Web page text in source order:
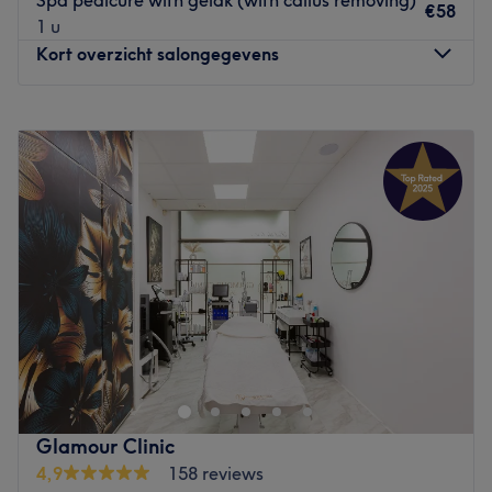
Gebruikte merken en producten: Keune, Ciment, Mulato
& Panasonic
De extra’s: -
1 u
€58
Kort overzicht salongegevens
Dinsdag
20:00
Woensdag
20:00
Donderdag
–20:00
Vrijdag
10:00
20:00
Zaterdag
10:00
Zondag
10:00
Sonam Nail Studio – Amsterdam is een manicure- en
pedicuresalon waar zorg, kwaliteit en comfort centraal
staan, met als doel iedere klant te laten ontspannen én
met perfect verzorgde nagels de deur uit te laten gaan.
De salon staat bekend om haar cozy en vriendelijke sfeer,
gecombineerd met professionele behandelingen en oog
voor detail.
Glamour Clinic
4,9
158 reviews